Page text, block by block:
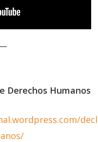
Derechos Humanos